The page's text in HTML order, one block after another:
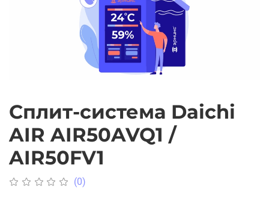
Сплит-система Daichi
AIR AIR50AVQ1 /
AIR50FV1
(0)